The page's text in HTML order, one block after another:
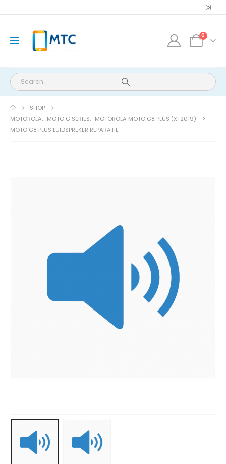
0
SHOP
MOTOROLA, MOTO G SERIES, MOTOROLA MOTO G8 PLUS (XT2019)
MOTO G8 PLUS LUIDSPREKER REPARATIE